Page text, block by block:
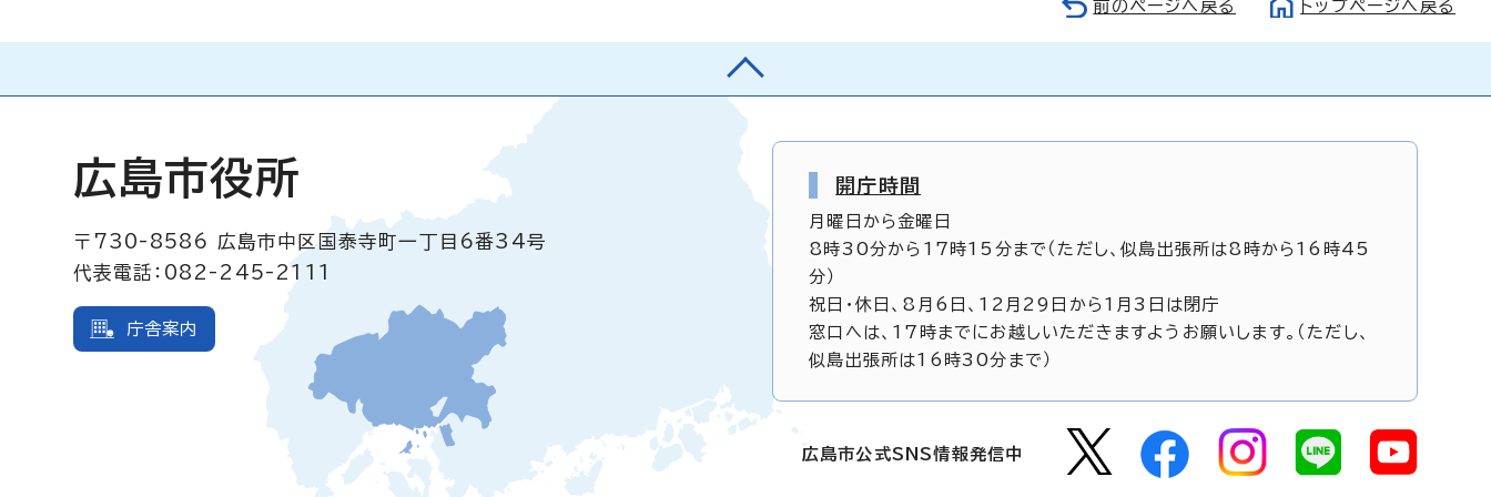
前のページへ戻る トップページへ戻る
広島市役所
〒730-8586
広島市中区国泰寺町一丁目6番34号
代表電話：082-245-2111
庁舎案内
開庁時間
月曜日から金曜日
8時30分から17時15分まで（ただし、似島出張所は8時から16時45
分）
祝日・休日、8月6日、12月29日から1月3日は閉庁
窓口へは、17時までにお越しいただきますようお願いします。（ただし、
似島出張所は16時30分まで）
広島市公式SNS情報発信中